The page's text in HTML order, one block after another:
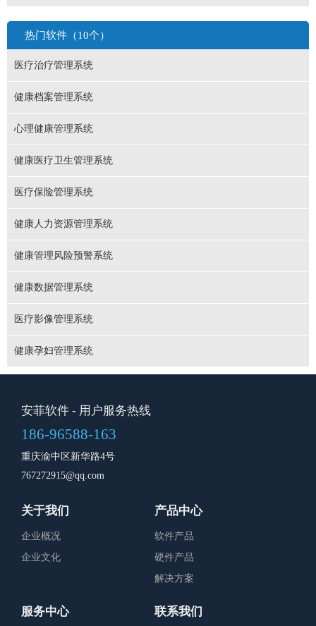
热门软件（10个）
医疗治疗管理系统
健康档案管理系统
心理健康管理系统
健康医疗卫生管理系统
医疗保险管理系统
健康人力资源管理系统
健康管理风险预警系统
健康数据管理系统
医疗影像管理系统
健康孕妇管理系统
安菲软件 - 用户服务热线
186-96588-163
重庆渝中区新华路4号
767272915@qq.com
关于我们
企业概况
企业文化
产品中心
软件产品
硬件产品
解决方案
服务中心 联系我们